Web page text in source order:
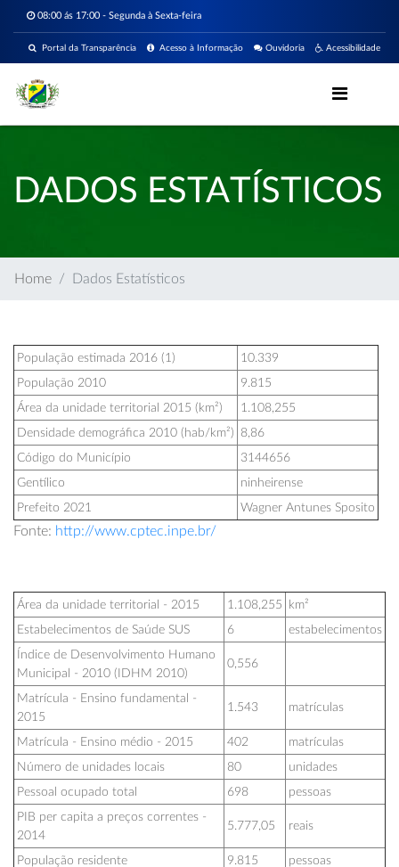
08:00 ás 17:00 - Segunda à Sexta-feira
Acessibilidade
Ouvidoria
Acesso à Informação
Portal da Transparência
DADOS ESTATÍSTICOS
Home Dados Estatísticos
População estimada 2016 (1)
10.339
População 2010
9.815
Área da unidade territorial 2015 (km²)
1.108,255
Densidade demográfica 2010 (hab/km²) 8,86
Código do Município
3144656
Gentílico
ninheirense
Prefeito 2021
Wagner Antunes Sposito
Fonte: http://www.cptec.inpe.br/
Área da unidade territorial - 2015 1.108,255
km²
Estabelecimentos de Saúde SUS
6
estabelecimentos
Índice de Desenvolvimento Humano
Municipal - 2010 (IDHM 2010)
0,556
Matrícula - Ensino fundamental -
2015
1.543 matrículas
Matrícula - Ensino médio - 2015 402
matrículas
Número de unidades locais
80
unidades
Pessoal ocupado total
698
pessoas
PIB per capita a preços correntes -
2014
5.777,05 reais
População residente 9.815
pessoas